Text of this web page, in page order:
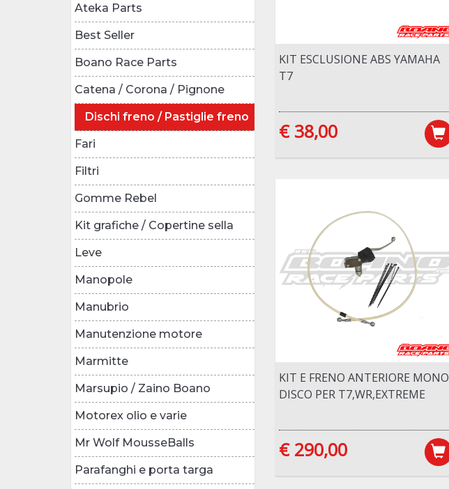
Ateka Parts
Best Seller
Boano Race Parts
Catena / Corona / Pignone
Dischi freno / Pastiglie freno
Fari
Filtri
Gomme Rebel
Kit grafiche / Copertine sella
Leve
Manopole
Manubrio
Manutenzione motore
Marmitte
Marsupio / Zaino Boano
Motorex olio e varie
Mr Wolf MousseBalls
Parafanghi e porta targa
KIT ESCLUSIONE ABS YAMAHA
T7
€ 38,00
KIT E FRENO ANTERIORE MONO
DISCO PER T7,WR,EXTREME
€ 290,00